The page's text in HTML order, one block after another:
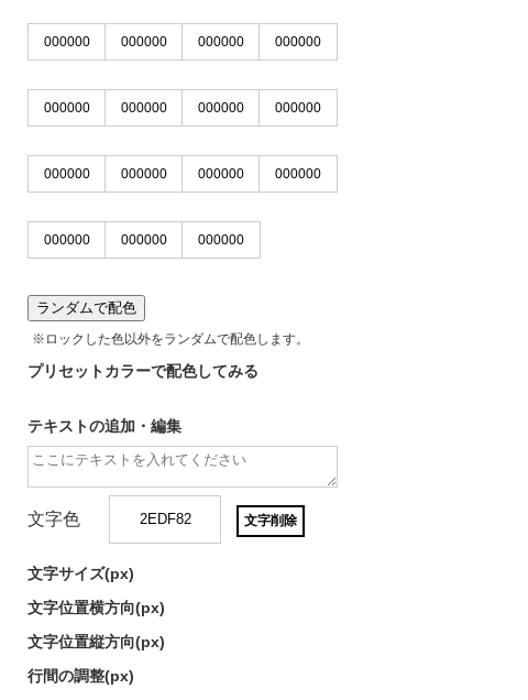
ランダムで配色
※ロックした色以外をランダムで配色します。
プリセットカラーで配色してみる
テキストの追加・編集
文字色 文字削除
文字サイズ(px)
文字位置横方向(px)
文字位置縦方向(px)
行間の調整(px)